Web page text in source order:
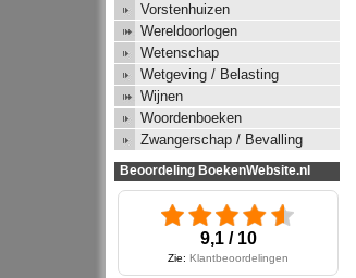
Vorstenhuizen
Wereldoorlogen
Wetenschap
Wetgeving / Belasting
Wijnen
Woordenboeken
Zwangerschap / Bevalling
Beoordeling BoekenWebsite.nl
9,1 / 10
Zie: Klantbeoordelingen